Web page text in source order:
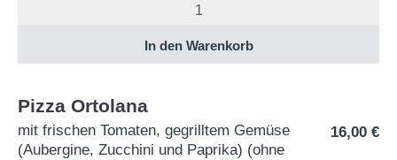
Pizza Ortolana
mit frischen Tomaten, gegrilltem Gemüse
(Aubergine, Zucchini und Paprika) (ohne
16,00 €